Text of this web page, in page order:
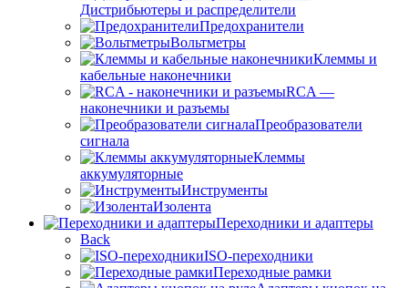
Дистрибьютеры и распределители
Предохранители
Вольтметры
Клеммы и
кабельные наконечники
RCA —
наконечники и разъемы
Преобразователи
сигнала
Клеммы
аккумуляторные
Инструменты
Изолента
Переходники и адаптеры
Back
ISO-переходники
Переходные рамки